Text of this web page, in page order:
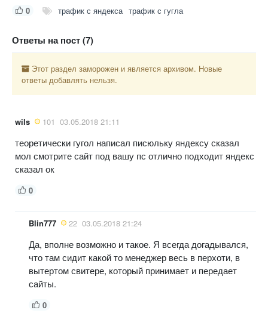
0 трафик с яндекса трафик с гугла
Ответы на пост (7)
Этот раздел заморожен и является архивом. Новые
ответы добавлять нельзя.
wils 101 03.05.2018 21:11
теоретически гугол написал писюльку яндексу сказал
мол смотрите сайт под вашу пс отлично подходит яндекс
сказал ок
0
Blin777 22 03.05.2018 21:24
Да, вполне возможно и такое. Я всегда догадывался,
что там сидит какой то менеджер весь в перхоти, в
вытертом свитере, который принимает и передает
сайты.
0